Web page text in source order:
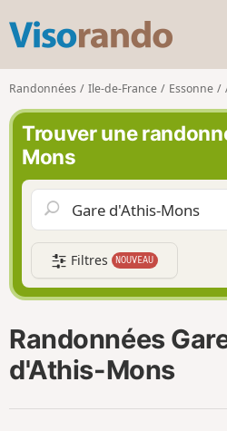
s
o
r
n
o
Randonnées Ile-de-France Essonne
Trouver une
Mons
Filtres NOUVEAU
Randonnées
d'Athis-Mons